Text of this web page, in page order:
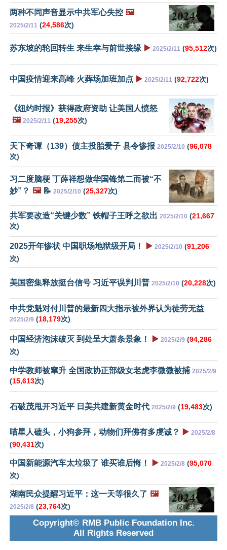
两种不同声音显示中共军心失控 🖼️
2025/2/11 (24,586次)
苏东坡的轮回转生 来生幸与前世接缘 ▶️ 2025/2/11 (95,512次)
中国疫情迎来高峰 火葬场加班加点 ▶️ 2025/2/11 (92,722次)
《纽约时报》获得政府资助 让美国人愤怒
🖼️ 2025/2/11 (19,255次)
天下奇谭（139）债主投胎爱子 县令惨报 2025/2/10 (96,078
次)
习二度脑梗 丁薛祥想做华国锋第二而被“不
妙”？ 🖼️📝 2025/2/10 (25,327次)
共军要改造“关键少数” 铁帽子王呼之欲出 2025/2/10 (21,667
次)
2025开年惨状 中国职场地狱级开局！ ▶️ 2025/2/10 (91,206
次)
美国密集释放挺台信号 习近平误判川普 2025/2/10 (20,228次)
中共党魁对付川普的最新四大指示被外界认为徒劳无益
2025/2/9 (18,179次)
中国经济泡沫破灭 到处呈大萧条景象！ ▶️ 2025/2/9 (94,286
次)
中学教师被窜升 全国政协正部级女老虎李微微被捕 2025/2/9
(15,613次)
石破茂甩开习近平 日美共建新黄金时代 2025/2/9 (19,483次)
喵星人磕头，小狗参拜，动物们拜佛有多虔诚？ ▶️ 2025/2/8
(90,431次)
中国新能源汽车太垃圾了 谁买谁后悔！ ▶️ 2025/2/8 (95,070
次)
湖南民众提醒习近平：这一天等很久了 🖼️
2025/2/8 (23,764次)
Copyright© RMB Public Foundation Inc.
All Rights Reserved